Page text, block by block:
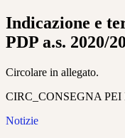
Indicazione e
PDP a.s. 2020/
Circolare in allegato.
CIRC_CONSEGNA PEI
Notizie